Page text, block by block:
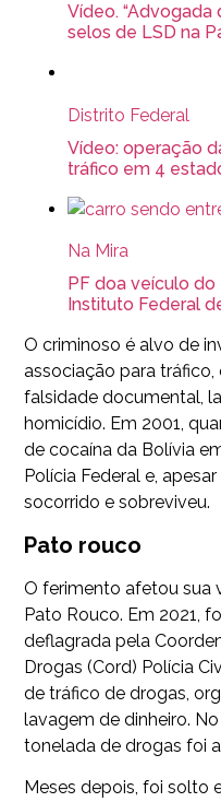
Vídeo. “Advogada
selos de LSD na
Distrito Federal
Vídeo: operação
tráfico em 4
Na Mira
PF doa veículo
Instituto Federal
O criminoso é alvo de
associação para
falsidade documental,
homicídio. Em 2001,
de cocaína da Bolívia
Polícia Federal e,
socorrido e sobreviveu.
Pato rouco
O ferimento afetou sua
Pato Rouco. Em 2021,
deflagrada pela
Drogas (Cord) Polícia
de tráfico de drogas,
lavagem de dinheiro.
tonelada de drogas foi
Meses depois, foi solto